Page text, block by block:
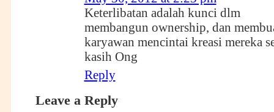
Keterlibatan adalah kunci dlm
membangun ownership, dan
karyawan mencintai kreasi mereka
kasih Ong
Reply
Leave a Reply